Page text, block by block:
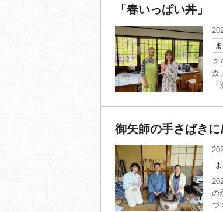
「春いっぱい丼」
２
森
御矢師の手さばきに
の
づ